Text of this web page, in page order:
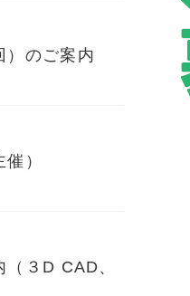
のご案内
）
３D CAD、